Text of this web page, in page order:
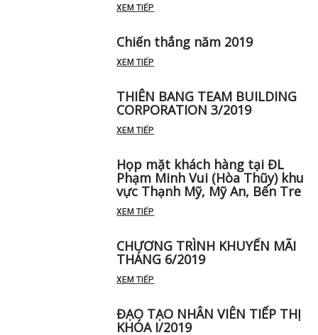
XEM TIẾP
Chiến thắng năm 2019
XEM TIẾP
THIÊN BANG TEAM BUILDING
CORPORATION 3/2019
XEM TIẾP
Họp mặt khách hàng tại ĐL
Phạm Minh Vui (Hòa Thũy) khu
vực Thạnh Mỹ, Mỹ An, Bến Tre
XEM TIẾP
CHƯƠNG TRÌNH KHUYẾN MÃI
THÁNG 6/2019
XEM TIẾP
ĐẠO TẠO NHÂN VIÊN TIẾP THỊ
KHÓA I/2019